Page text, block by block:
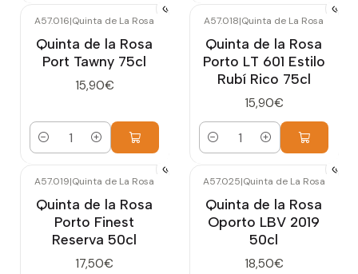
A57.016|Quinta de La Rosa
Quinta de la Rosa
Port Tawny 75cl
15,90€
Cantidad
A57.018|Quinta de La Rosa
Quinta de la Rosa
Porto LT 601 Estilo
Rubí Rico 75cl
15,90€
Cantidad
A57.019|Quinta de La Rosa
Quinta de la Rosa
Porto Finest
Reserva 50cl
17,50€
A57.025|Quinta de La Rosa
Quinta de la Rosa
Oporto LBV 2019
50cl
18,50€